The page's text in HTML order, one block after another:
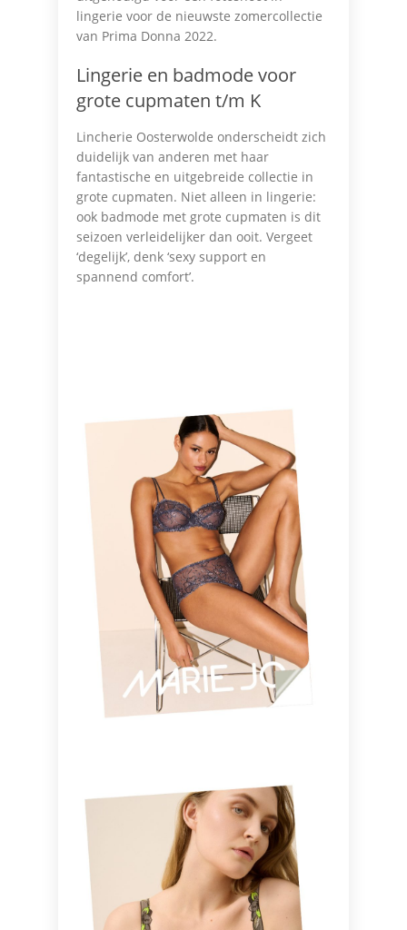
lingerie voor de nieuwste zomercollectie
van Prima Donna 2022.
Lingerie en badmode voor
grote cupmaten t/m K
Lincherie Oosterwolde onderscheidt zich
duidelijk van anderen met haar
fantastische en uitgebreide collectie in
grote cupmaten. Niet alleen in lingerie:
ook badmode met grote cupmaten is dit
seizoen verleidelijker dan ooit. Vergeet
‘degelijk’, denk ‘sexy support en
spannend comfort’.